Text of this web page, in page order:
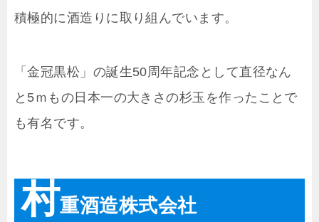
積極的に酒造りに取り組んでいます。
「金冠黒松」の誕生50周年記念として直径なん
と5ｍもの日本一の大きさの杉玉を作ったことで
も有名です。
村重酒造株式会社